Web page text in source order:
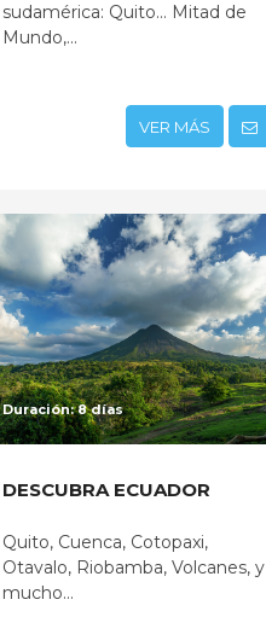
sudamérica: Quito... Mitad de
Mundo,...
VER MÁS
Duración: 8 días
DESCUBRA ECUADOR
Quito, Cuenca, Cotopaxi,
Otavalo, Riobamba, Volcanes, y
mucho...